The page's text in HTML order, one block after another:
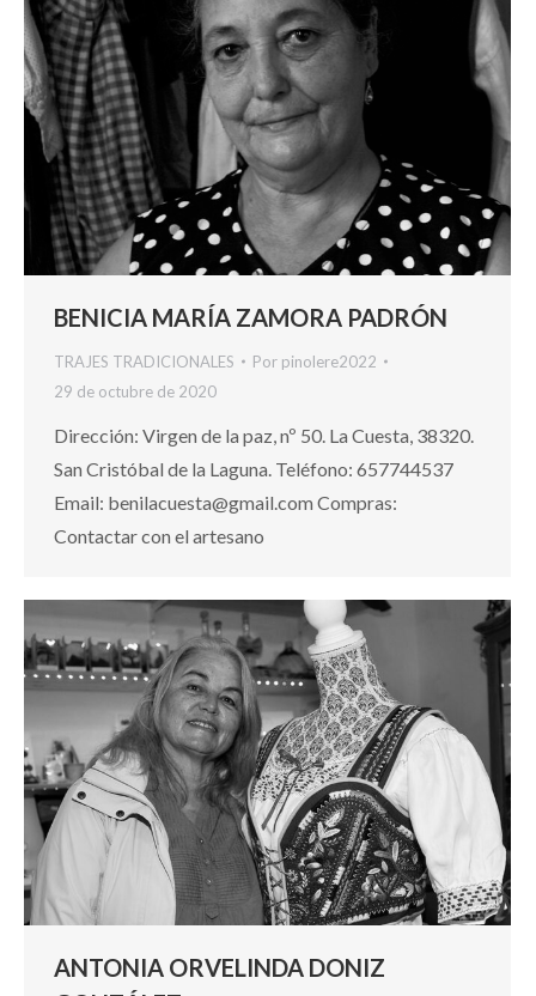
BENICIA MARÍA ZAMORA PADRÓN
TRAJES TRADICIONALES Por pinolere2022
29 de octubre de 2020
Dirección: Virgen de la paz, nº 50. La Cuesta, 38320.
San Cristóbal de la Laguna. Teléfono: 657744537
Email: benilacuesta@gmail.com Compras:
Contactar con el artesano
ANTONIA ORVELINDA DONIZ